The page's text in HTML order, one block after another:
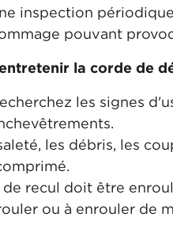
inspection
pouvant
la corde de
les signes
les débris, les
de recul doit être
ou à enrouler de